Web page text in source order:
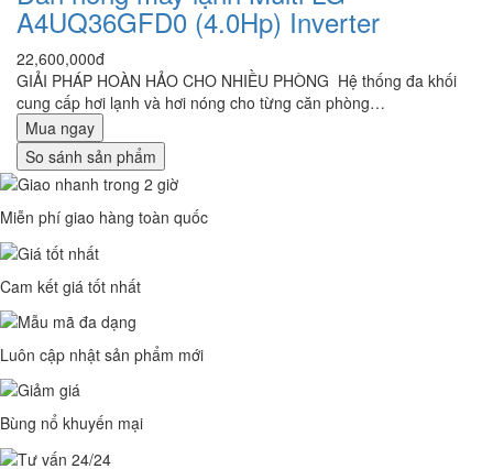
A4UQ36GFD0 (4.0Hp) Inverter
22,600,000đ
GIẢI PHÁP HOÀN HẢO CHO NHIỀU PHÒNG Hệ thống đa khối
cung cấp hơi lạnh và hơi nóng cho từng căn phòng…
Mua ngay
So sánh sản phẩm
Miễn phí giao hàng toàn quốc
Cam kết giá tốt nhất
Luôn cập nhật sản phẩm mới
Bùng nổ khuyến mại